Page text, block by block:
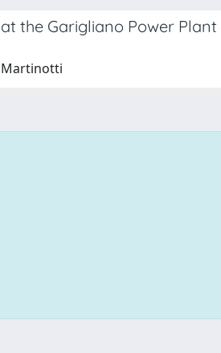
the Garigliano Power Plant
Martinotti